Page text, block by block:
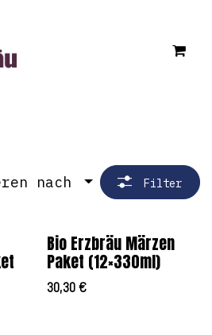
nach Filter
Bio Erzbräu Märzen
Paket (12×330ml)
30,30€